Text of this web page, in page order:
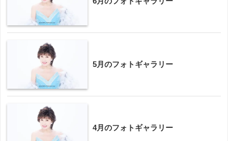
5月のフォトギャラリー
4月のフォトギャラリー